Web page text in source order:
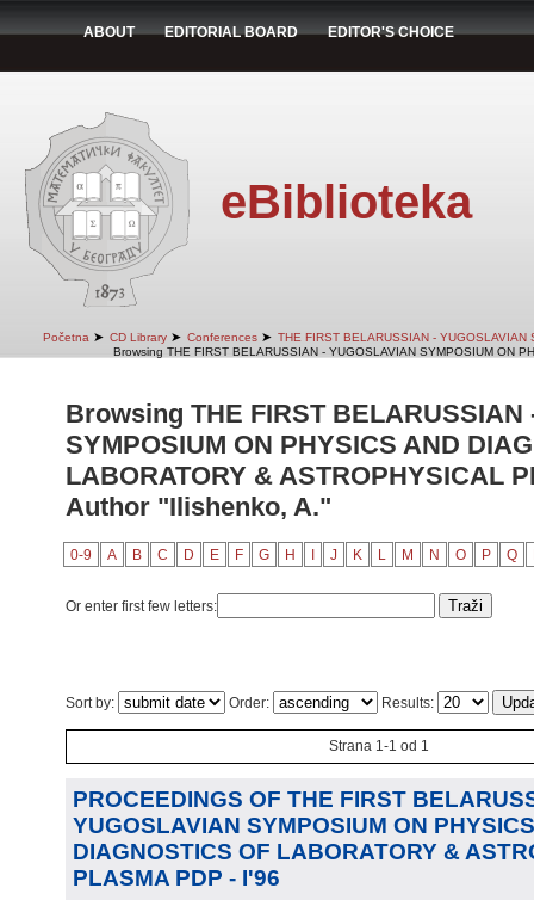
ABOUT EDITORIAL BOARD EDITOR'S CHOICE
eBiblioteka
Početna ➤ CD Library ➤ Conferences ➤ THE FIRST BELARUSSIAN -
Browsing THE FIRST BELARUSSIAN - YUGOSLAVIAN SYMPOSIUM ON
Browsing THE FIRST BELARUSSIAN
SYMPOSIUM ON PHYSICS AND
LABORATORY & ASTROPHYSICAL
Author "Ilishenko, A."
0-9 A B C D E F G H J K L M N O P Q
Or enter first few letters:
Sort by: Order: Results:
Strana 1-1 od 1
PROCEEDINGS OF THE FIRST
YUGOSLAVIAN SYMPOSIUM ON
DIAGNOSTICS OF LABORATORY &
PLASMA PDP - I'96